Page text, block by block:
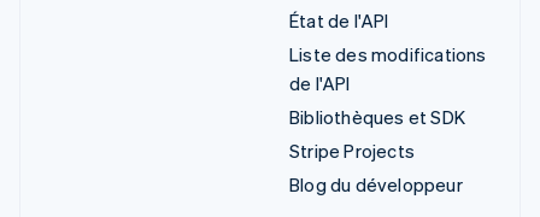
État de l'API
Liste des modifications
de l'API
Bibliothèques et SDK
Stripe Projects
Blog du développeur